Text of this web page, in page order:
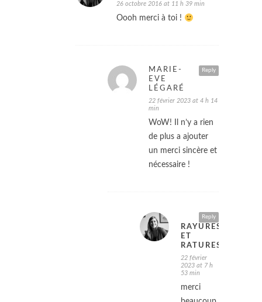
26 octobre 2016 at 11 h 39 min
Oooh merci à toi !
Reply
MARIE-
EVE
LÉGARÉ
22 février 2023 at 4 h 14
min
WoW! Il n’y a rien
de plus a ajouter
un merci sincère et
nécessaire !
Reply
RAYURES
ET
RATURES
22 février
2023 at 7 h
53 min
merci